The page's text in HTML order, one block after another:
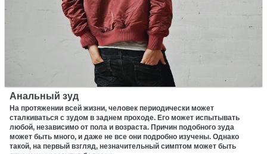
Анальный зуд
На протяжении всей жизни, человек периодически может
сталкиваться с зудом в заднем проходе. Его может испытывать
любой, независимо от пола и возраста. Причин подобного зуда
может быть много, и даже не все они подробно изучены. Однако
такой, на первый взгляд, незначительный симптом может быть